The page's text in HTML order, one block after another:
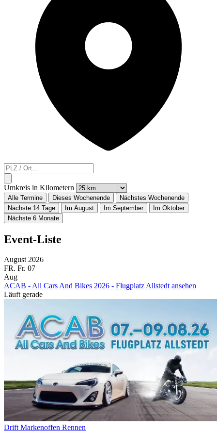
Umkreis in Kilometern
Alle Termine Dieses Wochenende
Nächstes Wochenende
Nächste 14 Tage
Im August Im September
Im Oktober
Nächste 6 Monate
Event-Liste
August 2026
FR. Fr. 07
Aug
ACAB - All Cars And Bikes 2026 - Flugplatz Allstedt ansehen
Läuft gerade
DriftMarkenoffen Rennen